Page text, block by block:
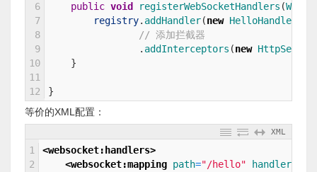
6
7
8
9
10
11
12
public void registerWebSocketHandlers (
registry. addHandler(new HelloHandler
// 添加拦截器
. addInterceptors (new
}
}
等价的XML配置：
XML
1
2
<websocket:handlers>
<websocket:mapping path="/hello" handler